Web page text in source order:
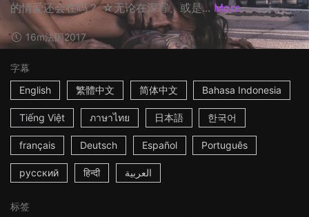
的情爱还会在吗？ ☆无论在深宵、或是... More
16m法国2017
字幕
English
繁體中文 简体中文 Bahasa Indonesia
Tiếng Việt ภาษาไทย 日本語 한국어
français Deutsch Español Português
русский हिन्दी العربية
标签